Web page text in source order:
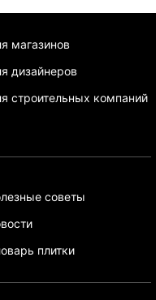
магазинов
дизайнеров
строительных компаний
советы
плитки